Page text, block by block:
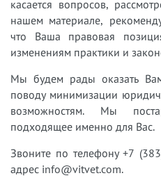
касается вопросов,
нашем материале,
что Ваша правовая
изменениям практики и
Мы будем рады оказать
поводу минимизации
возможностям. Мы
подходящее именно для Вас.
Звоните по телефону +7
адрес info@vitvet.com.